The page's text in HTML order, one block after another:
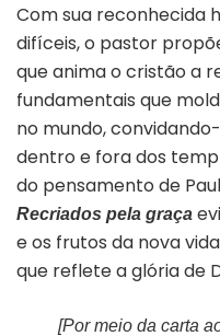
Com sua reconhecida
difíceis, o pastor
que anima o cristão a
fundamentais que
no mundo,
dentro e fora dos
do pensamento de
Recriados pela graça
e os frutos da nova
que reflete a glória de
[Por meio da carta